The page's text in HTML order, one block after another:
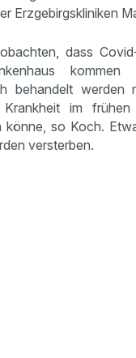
Erzgebirgskliniken
dass
behandelt werden
im frühen
könne, so Koch.
versterben.